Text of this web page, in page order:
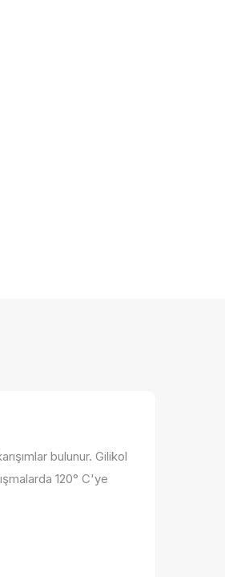
bulunur. Gilikol
120° C'ye